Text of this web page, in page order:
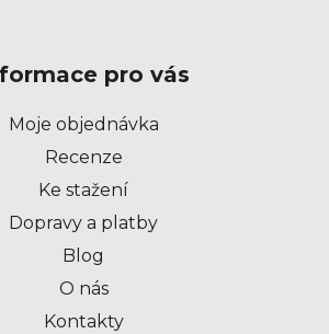
pro vás
Moje objednávka
Recenze
Ke stažení
Dopravy a platby
Blog
O nás
Kontakty